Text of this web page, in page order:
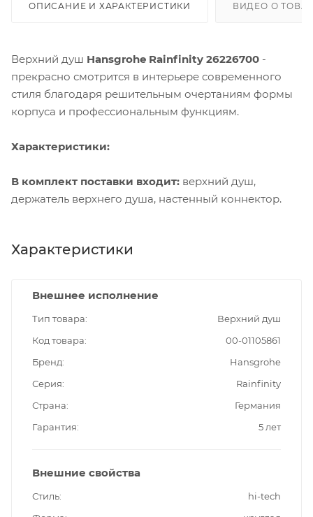
ОПИСАНИЕ И ХАРАКТЕРИСТИКИ ВИДЕО О
Верхний душ Hansgrohe Rainfinity 26226700 -
прекрасно смотрится в интерьере современного
стиля благодаря решительным очертаниям формы
корпуса и профессиональным функциям.
Характеристики:
В комплект поставки входит: верхний душ,
держатель верхнего душа, настенный коннектор.
Характеристики
Внешнее исполнение
Тип товара
Верхний душ
Код товара
00-01105861
Бренд
Hansgrohe
Серия
Rainfinity
Страна
Германия
Гарантия
5 лет
Внешние свойства
Стиль
hi-tech